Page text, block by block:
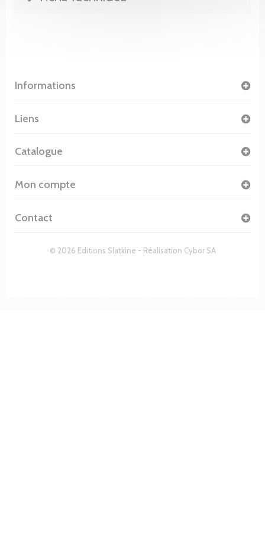
Informations
© 2026 Editions Slatkine - Réalisation Cybor SA
Liens
Catalogue
Mon compte
Contact